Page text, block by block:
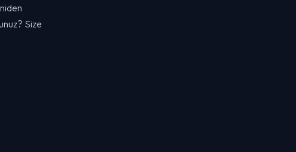
Size